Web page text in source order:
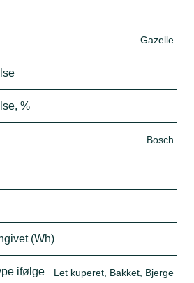
Gazelle
%
Bosch
(Wh)
ifølge
Let kuperet, Bakket, Bjerge